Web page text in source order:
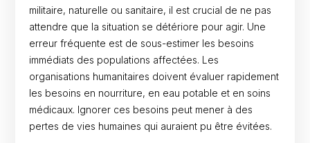
militaire, naturelle ou sanitaire, il est crucial de ne pas
attendre que la situation se détériore pour agir. Une
erreur fréquente est de sous-estimer les besoins
immédiats des populations affectées. Les
organisations humanitaires doivent évaluer rapidement
les besoins en nourriture, en eau potable et en soins
médicaux. Ignorer ces besoins peut mener à des
pertes de vies humaines qui auraient pu être évitées.